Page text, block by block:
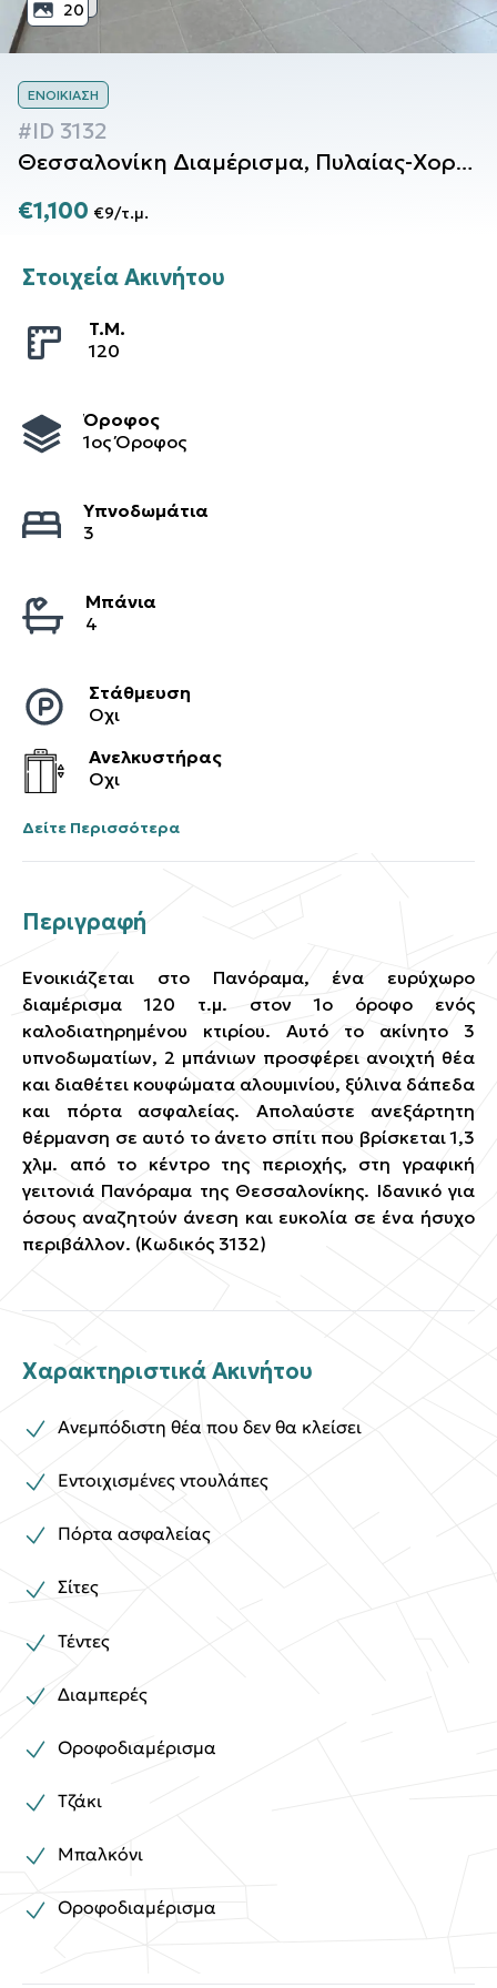
20
ΕΝΟΙΚΊΑΣΗ
#ID 3132
Θεσσαλονίκη Διαμέρισμα, Πυλαίας-Χορτιάτη
€1,100 €9/τ.μ.
Στοιχεία Ακινήτου
T.M.
120
Όροφος
1ος Όροφος
Υπνοδωμάτια
3
Μπάνια
4
Στάθμευση
Οχι
Ανελκυστήρας
Οχι
Δείτε Περισσότερα
Περιγραφή
Ενοικιάζεται στο Πανόραμα, ένα ευρύχωρο
διαμέρισμα 120 τ.μ. στον 1ο όροφο ενός
καλοδιατηρημένου κτιρίου. Αυτό το ακίνητο 3
υπνοδωματίων, 2 μπάνιων προσφέρει ανοιχτή θέα
και διαθέτει κουφώματα αλουμινίου, ξύλινα δάπεδα
και πόρτα ασφαλείας. Απολαύστε ανεξάρτητη
θέρμανση σε αυτό το άνετο σπίτι που βρίσκεται 1,3
χλμ. από το κέντρο της περιοχής, στη γραφική
γειτονιά Πανόραμα της Θεσσαλονίκης. Ιδανικό για
όσους αναζητούν άνεση και ευκολία σε ένα ήσυχο
περιβάλλον. (Κωδικός 3132)
Χαρακτηριστικά Ακινήτου
Ανεμπόδιστη θέα που δεν θα κλείσει
Εντοιχισμένες ντουλάπες
Πόρτα ασφαλείας
Σίτες
Τέντες
Διαμπερές
Οροφοδιαμέρισμα
Τζάκι
Μπαλκόνι
Οροφοδιαμέρισμα